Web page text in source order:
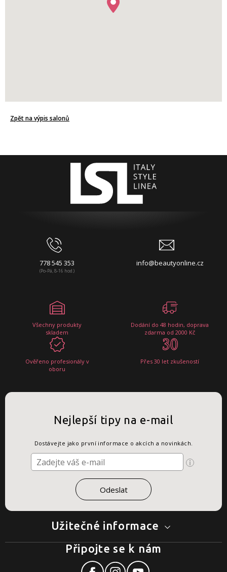
Zpět na výpis salonů
778 545 353
(Po-Pá, 8-16 hod.)
info@beautyonline.cz
Všechny produkty
skladem
Dodání do 48 hodin, doprava
zdarma od 2000 Kč
Ověřeno profesionály v
oboru
Přes 30 let zkušeností
Užitečné informace
Nejlepší tipy na e-mail
Dostávejte jako první informace o akcích a novinkách.
Připojte se k nám